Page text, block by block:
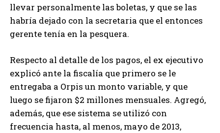
llevar personalmente las boletas, y que se las
habría dejado con la secretaria que el entonces
gerente tenía en la pesquera.
Respecto al detalle de los pagos, el ex ejecutivo
explicó ante la fiscalía que primero se le
entregaba a Orpis un monto variable, y que
luego se fijaron $2 millones mensuales. Agregó,
además, que ese sistema se utilizó con
frecuencia hasta, al menos, mayo de 2013,